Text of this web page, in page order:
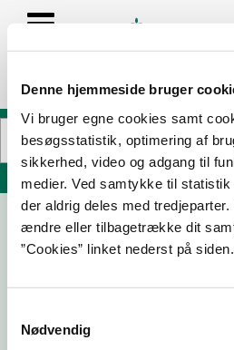
Denne hjemmeside bruger
Vi bruger egne cookies samt
besøgsstatistik, optimering af
sikkerhed, video og adgang til
medier. Ved samtykke til
der aldrig deles med
ændre eller tilbagetrække dit
”Cookies” linket nederst på siden.
Nødvendig
Søg på adresse, postnummer, by,